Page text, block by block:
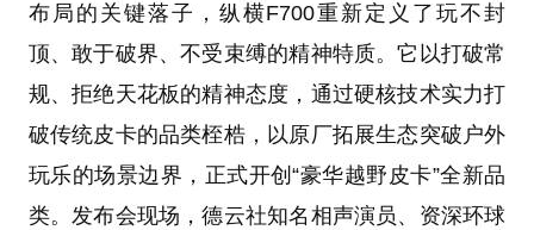
布局的关键落子，纵横F700重新定义了玩不封
顶、敢于破界、不受束缚的精神特质。它以打破常
规、拒绝天花板的精神态度，通过硬核技术实力打
破传统皮卡的品类桎梏，以原厂拓展生态突破户外
玩乐的场景边界，正式开创“豪华越野皮卡”全新品
类。发布会现场，德云社知名相声演员、资深环球